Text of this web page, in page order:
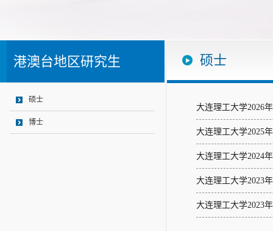
港澳台地区研究生
硕士
博士
硕士
大连理工大学2026
大连理工大学2025
大连理工大学2024
大连理工大学2023
大连理工大学2023